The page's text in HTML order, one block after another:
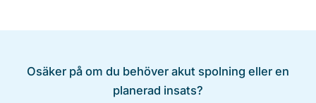
Osäker på om du behöver akut spolning eller en
planerad insats?